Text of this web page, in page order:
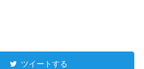
ツイートする